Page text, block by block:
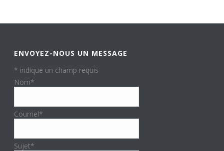
ENVOYEZ-NOUS UN MESSAGE
* indique un champ requis
Nom*
Courriel*
Sujet*